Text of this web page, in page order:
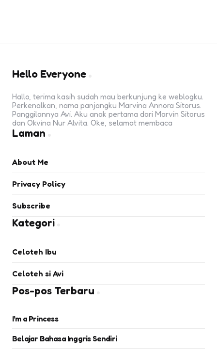
Hello Everyone
Hallo, terima kasih sudah mau berkunjung ke weblogku.
Perkenalkan, nama panjangku Marvina Annora Sitorus.
Panggilannya Avi. Aku anak pertama dari Marvin Sitorus
dan Okvina Nur Alvita. Oke, selamat membaca
Laman
About Me
Privacy Policy
Subscribe
Kategori
Celoteh Ibu
Celoteh si Avi
Pos-pos Terbaru
I’m a Princess
Belajar Bahasa Inggris Sendiri